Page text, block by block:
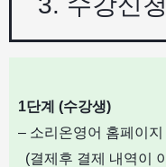
1단계 (수강생)
– 소리온영어 홈페이
(결제후 결제 내역이